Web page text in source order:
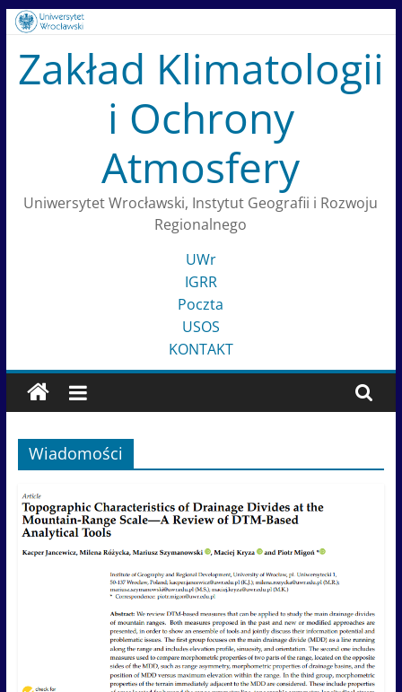
Skip
content
Zakład Klimatologii
i Ochrony
Atmosfery
Uniwersytet Wrocławski, Instytut Geografii i Rozwoju
Regionalnego
UWr
IGRR
Poczta
USOS
KONTAKT
Wiadomości